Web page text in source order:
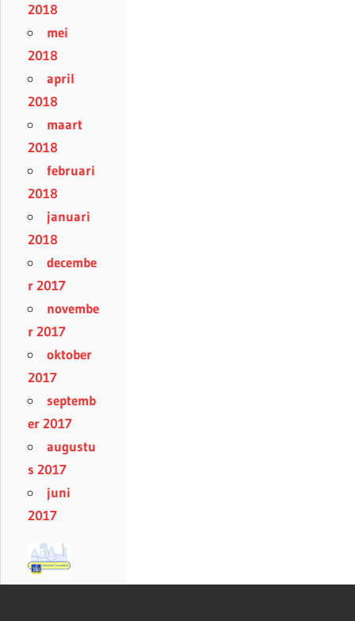
2018
mei
2018
april
2018
maart
2018
februari
2018
januari
2018
decembe
r 2017
novembe
r 2017
oktober
2017
septemb
er 2017
augustu
s 2017
juni
2017